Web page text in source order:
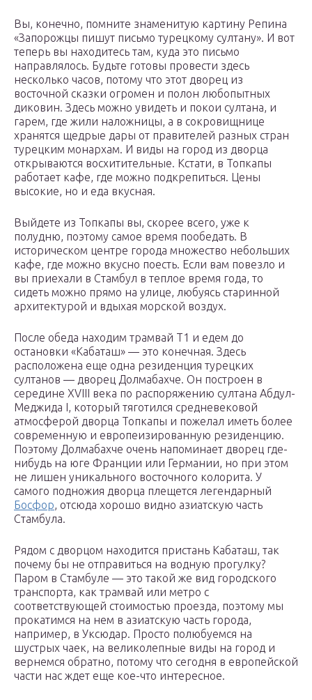
Вы, конечно, помните знаменитую картину Репина
«Запорожцы пишут письмо турецкому султану». И вот
теперь вы находитесь там, куда это письмо
направлялось. Будьте готовы провести здесь
несколько часов, потому что этот дворец из
восточной сказки огромен и полон любопытных
диковин. Здесь можно увидеть и покои султана, и
гарем, где жили наложницы, а в сокровищнице
хранятся щедрые дары от правителей разных стран
турецким монархам. И виды на город из дворца
открываются восхитительные. Кстати, в Топкапы
работает кафе, где можно подкрепиться. Цены
высокие, но и еда вкусная.
Выйдете из Топкапы вы, скорее всего, уже к
полудню, поэтому самое время пообедать. В
историческом центре города множество небольших
кафе, где можно вкусно поесть. Если вам повезло и
вы приехали в Стамбул в теплое время года, то
сидеть можно прямо на улице, любуясь старинной
архитектурой и вдыхая морской воздух.
После обеда находим трамвай Т1 и едем до
остановки «Кабаташ» — это конечная. Здесь
расположена еще одна резиденция турецких
султанов — дворец Долмабахче. Он построен в
середине XVIII века по распоряжению султана Абдул-
Меджида I, который тяготился средневековой
атмосферой дворца Топкапы и пожелал иметь более
современную и европеизированную резиденцию.
Поэтому Долмабахче очень напоминает дворец где-
нибудь на юге Франции или Германии, но при этом
не лишен уникального восточного колорита. У
самого подножия дворца плещется легендарный
Босфор, отсюда хорошо видно азиатскую часть
Стамбула.
Рядом с дворцом находится пристань Кабаташ, так
почему бы не отправиться на водную прогулку?
Паром в Стамбуле — это такой же вид городского
транспорта, как трамвай или метро с
соответствующей стоимостью проезда, поэтому мы
прокатимся на нем в азиатскую часть города,
например, в Уксюдар. Просто полюбуемся на
шустрых чаек, на великолепные виды на город и
вернемся обратно, потому что сегодня в европейской
части нас ждет еще кое-что интересное.